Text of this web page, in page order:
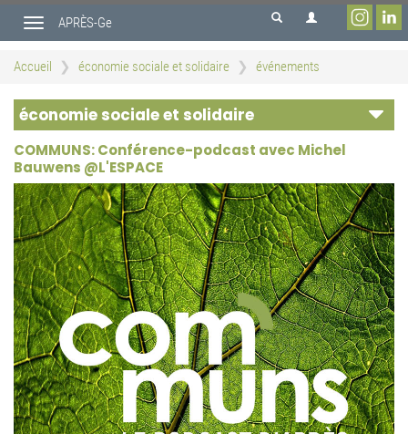
contenu
Toggle
navigation
APRÈS-Ge
Accueil économie sociale et solidaire événements
économie sociale et solidaire
COMMUNS: Conférence-podcast avec Michel
Bauwens @L'ESPACE